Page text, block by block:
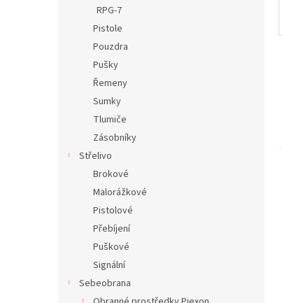
RPG-7
Pistole
Pouzdra
Pušky
Řemeny
Sumky
Tlumiče
Zásobníky
Střelivo
Brokové
Malorážkové
Pistolové
Přebíjení
Puškové
Signální
Sebeobrana